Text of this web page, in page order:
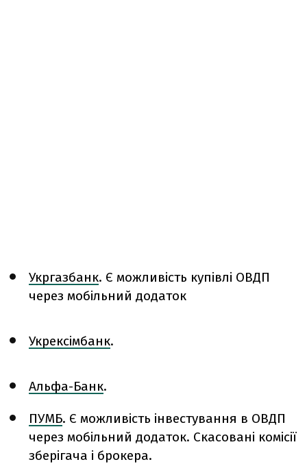
Укргазбанк. Є можливість купівлі ОВДП
через мобільний додаток
Укрексімбанк.
Альфа-Банк.
ПУМБ. Є можливість інвестування в ОВДП
через мобільний додаток. Скасовані комісії
зберігача і брокера.